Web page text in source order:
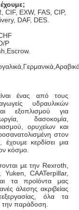
CIF, EXW, FAS, CIP,
DAF, DES.
P
ένας από τους
υδραυλικών
εξοπλισμού για
δασοκομία,
ορυχείων και
στον
έχουμε κερδίσει μια
κόσμο.
με την Rexroth,
CAATerpillar,
τα προϊόντα μας
άλεσης ακριβείας
όλα τα
την παράδοση.